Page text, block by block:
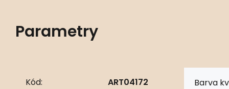
Parametry
Kód: ART04172 Barva